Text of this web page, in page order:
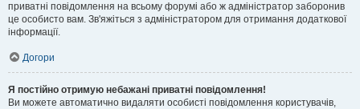
приватні повідомлення на всьому форумі або ж адміністратор заборонив
це особисто вам. Зв'яжіться з адміністратором для отримання додаткової
інформації.
Догори
Я постійно отримую небажані приватні повідомлення!
Ви можете автоматично видаляти особисті повідомлення користувачів,